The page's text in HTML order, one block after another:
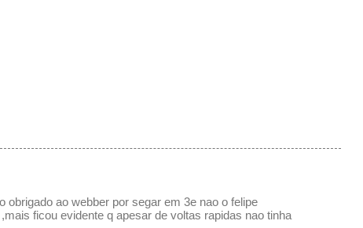
obrigado ao webber por segar em 3e nao o felipe
ficou evidente q apesar de voltas rapidas nao tinha